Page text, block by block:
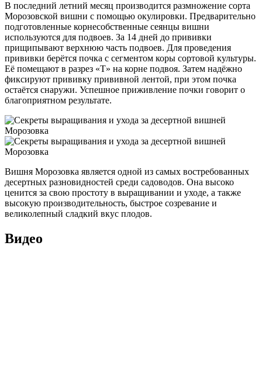
В последний летний месяц производится размножение сорта
Морозовской вишни с помощью окулировки. Предварительно
подготовленные корнесобственные сеянцы вишни
используются для подвоев. За 14 дней до прививки
прищипывают верхнюю часть подвоев. Для проведения
прививки берётся почка с сегментом коры сортовой культуры.
Её помещают в разрез «Т» на корне подвоя. Затем надёжно
фиксируют прививку прививной лентой, при этом почка
остаётся снаружи. Успешное приживление почки говорит о
благоприятном результате.
Вишня Морозовка является одной из самых востребованных
десертных разновидностей среди садоводов. Она высоко
ценится за свою простоту в выращивании и уходе, а также
высокую производительность, быстрое созревание и
великолепный сладкий вкус плодов.
Видео